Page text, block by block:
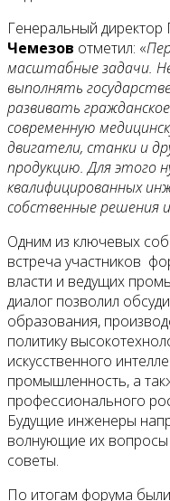
Генеральный
Чемезов отметил: «
масштабные задачи.
выполнять
развивать
современную
двигатели, станки и
продукцию. Для этого
квалифицированных
собственные решения
Одним из ключевых
встреча участников
власти и ведущих
диалог позволил
образования,
политику
искусственного
промышленность, а
профессионального
Будущие инженеры
волнующие их вопросы
советы.
По итогам форума